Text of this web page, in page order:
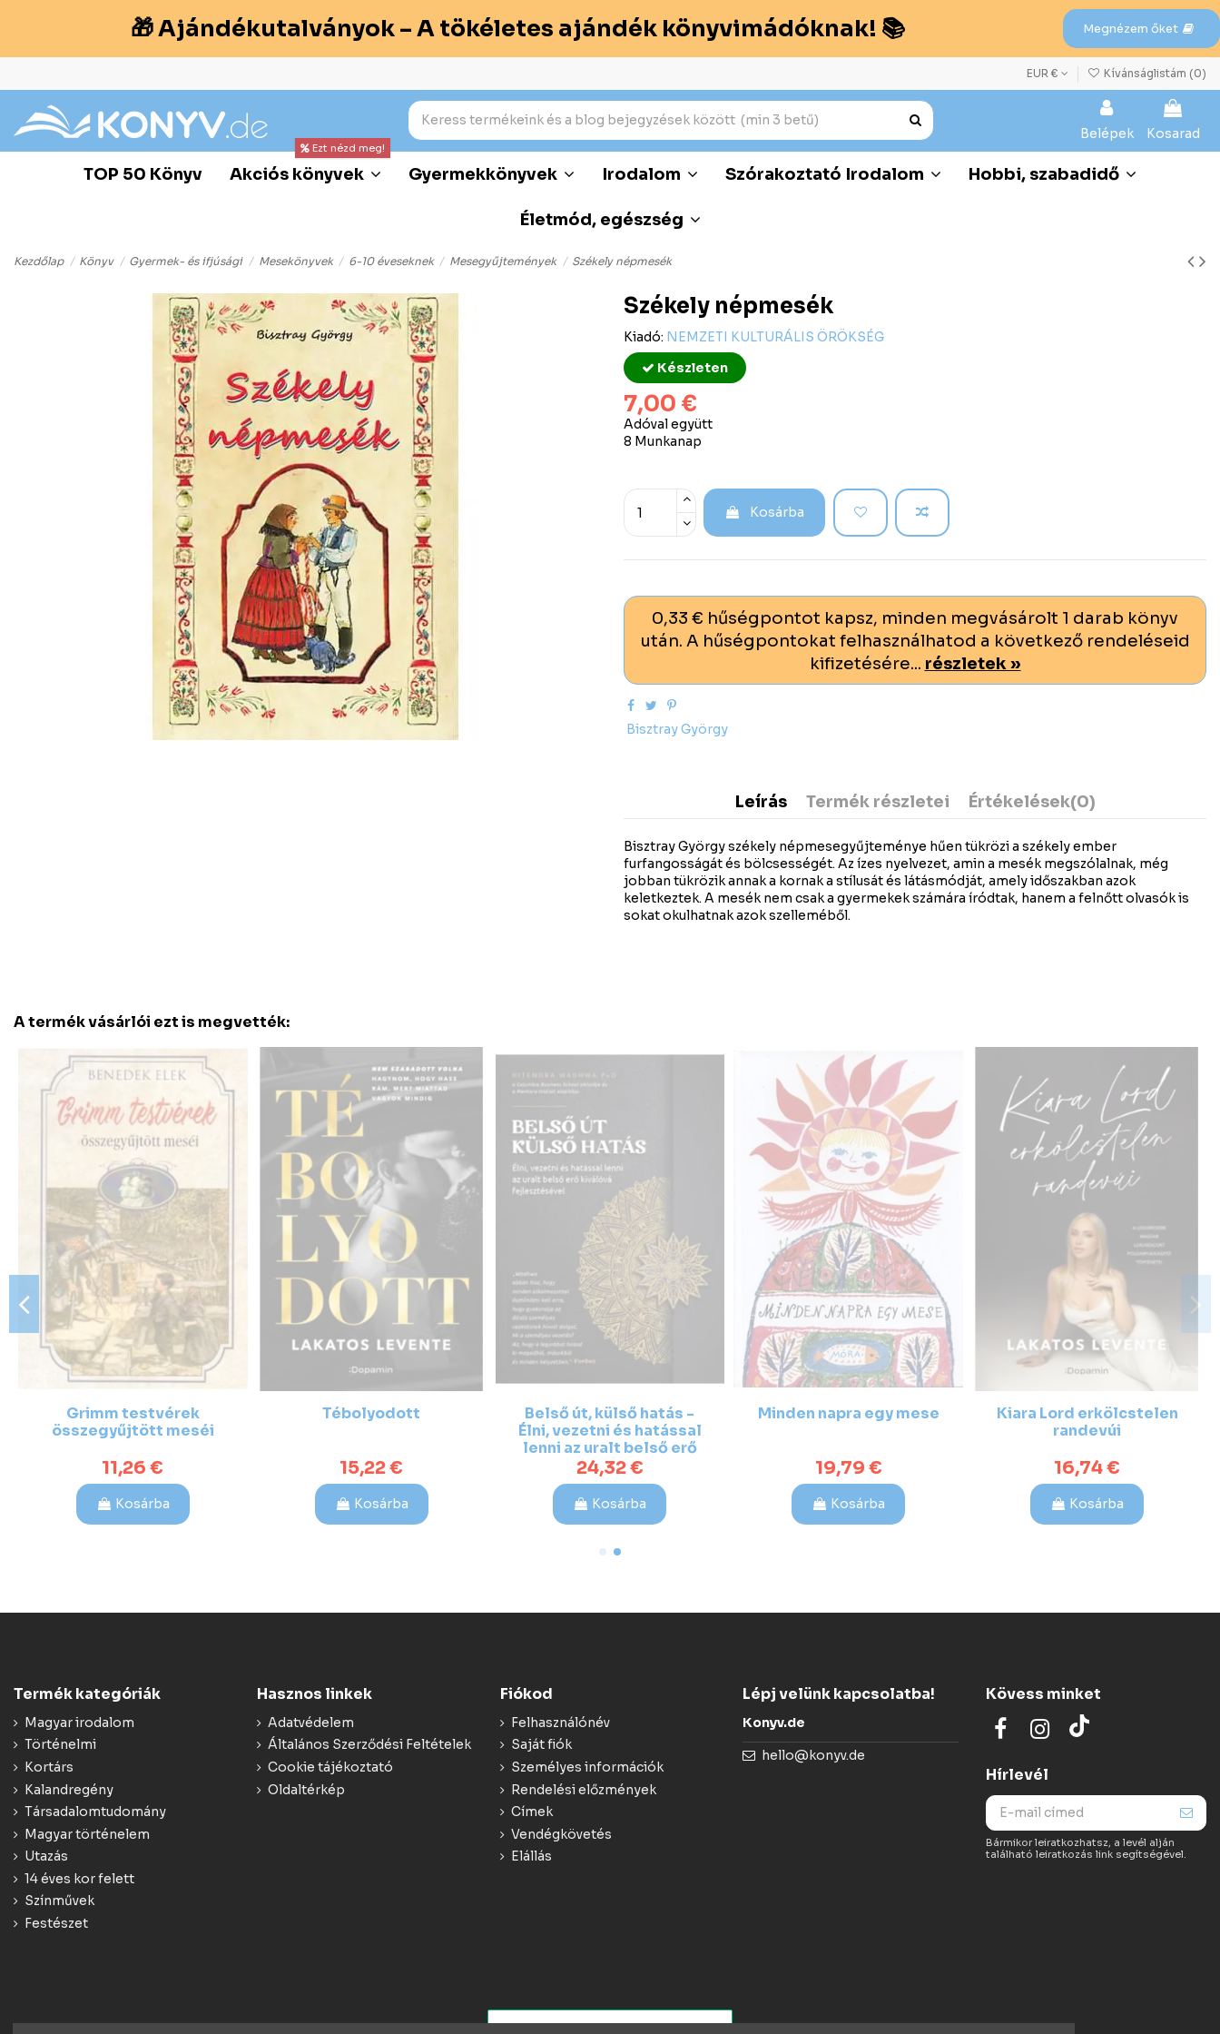
🎁 Ajándékutalványok – A tökéletes ajándék könyvimádóknak! 📚 Megnézem őket
EUR € Kívánságlistám (0)
Belépek Kosarad
TOP 50 Könyv Akciós könyvek
Ezt nézd meg!
Gyermekkönyvek Irodalom Szórakoztató Irodalom Hobbi, szabadidő
Életmód, egészség
Kezdőlap Könyv Gyermek- és ifjúsági Mesekönyvek 6-10 éveseknek Mesegyűjtemények Székely népmesék
Székely népmesék
Kiadó: NEMZETI KULTURÁLIS ÖRÖKSÉG
Készleten
7,00 €
Adóval együtt
8 Munkanap
Kosárba
0,33 € hűségpontot kapsz, minden megvásárolt 1 darab könyv
után. A hűségpontokat felhasználhatod a következő rendeléseid
kifizetésére... részletek »
Bisztray György
Leírás Termék részletei Értékelések(0)
Bisztray György székely népmesegyűjteménye hűen tükrözi a székely ember
furfangosságát és bölcsességét. Az ízes nyelvezet, amin a mesék megszólalnak, még
jobban tükrözik annak a kornak a stílusát és látásmódját, amely időszakban azok
keletkeztek. A mesék nem csak a gyermekek számára íródtak, hanem a felnőtt olvasók is
sokat okulhatnak azok szelleméből.
A termék vásárlói ezt is megvették:
Grimm testvérek
összegyűjtött meséi
11,26 €
Kosárba
Tébolyodott
15,22 €
Kosárba
Belső út, külső hatás -
Élni, vezetni és hatással
lenni az uralt belső erő
kiválóvá...
24,32 €
Kosárba
Minden napra egy mese
19,79 €
Kosárba
Kiara Lord erkölcstelen
randevúi
16,74 €
Kosárba
Termék kategóriák
Magyar irodalom
Történelmi
Kortárs
Kalandregény
Társadalomtudomány
Magyar történelem
Utazás
14 éves kor felett
Színművek
Festészet
Hasznos linkek
Adatvédelem
Általános Szerződési Feltételek
Cookie tájékoztató
Oldaltérkép
Fiókod
Felhasználónév
Saját fiók
Személyes információk
Rendelési előzmények
Címek
Vendégkövetés
Elállás
Lépj velünk kapcsolatba!
Konyv.de
hello@konyv.de
Kövess minket
Hírlevél
Bármikor leiratkozhatsz, a levél alján
található leiratkozás link segítségével.